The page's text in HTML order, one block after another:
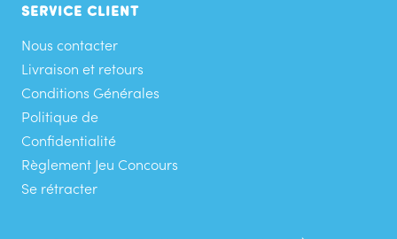
SERVICE CLIENT
Nous contacter
Livraison et retours
Conditions Générales
Politique de
Confidentialité
Règlement Jeu Concours
Se rétracter